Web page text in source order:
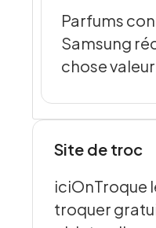
Parfums
Samsung
chose
Site de troc
iciOnTroque
troquer